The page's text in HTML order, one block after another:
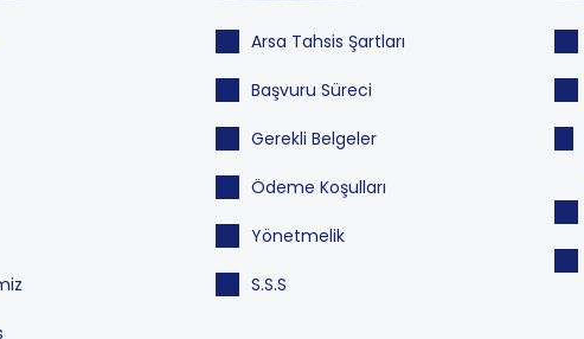
Arsa Tahsis Şartları
Başvuru Süreci
Gerekli Belgeler
Ödeme Koşulları
Yönetmelik
S.S.S